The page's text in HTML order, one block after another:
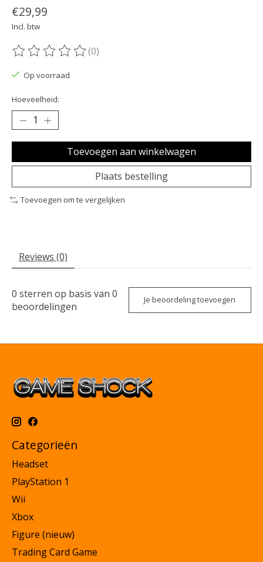
€29,99
Incl. btw
De beoordeling van dit product is
(0)
Op voorraad
Hoeveelheid:
Toevoegen aan winkelwagen
Plaats bestelling
Toevoegen om te vergelijken
Reviews (0)
0 sterren op basis van 0
beoordelingen
Je beoordeling toevoegen
Categorieën
Headset
PlayStation 1
Wii
Xbox
Figure (nieuw)
Trading Card Game